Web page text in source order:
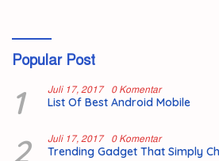
Popular Post
1 Juli 17, 2017 0 Komentar
List Of Best Android Mobile
2 Juli 17, 2017 0 Komentar
Trending Gadget That Simply